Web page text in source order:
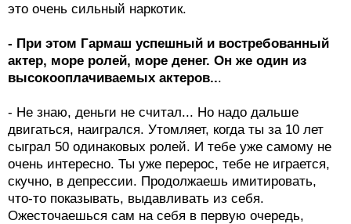
это очень сильный наркотик.
- При этом Гармаш успешный и востребованный
актер, море ролей, море денег. Он же один из
высокооплачиваемых актеров...
- Не знаю, деньги не считал... Но надо дальше
двигаться, наигрался. Утомляет, когда ты за 10 лет
сыграл 50 одинаковых ролей. И тебе уже самому не
очень интересно. Ты уже перерос, тебе не играется,
скучно, в депрессии. Продолжаешь имитировать,
что-то показывать, выдавливать из себя.
Ожесточаешься сам на себя в первую очередь,